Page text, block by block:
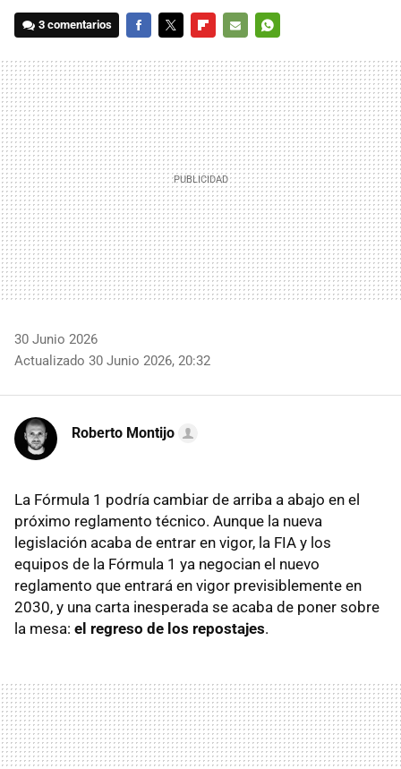
3 comentarios
MAIL
30 Junio 2026
Actualizado 30 Junio 2026, 20:32
Roberto Montijo
La Fórmula 1 podría cambiar de arriba a abajo en el
próximo reglamento técnico. Aunque la nueva
legislación acaba de entrar en vigor, la FIA y los
equipos de la Fórmula 1 ya negocian el nuevo
reglamento que entrará en vigor previsiblemente en
2030, y una carta inesperada se acaba de poner sobre
la mesa: el regreso de los repostajes.